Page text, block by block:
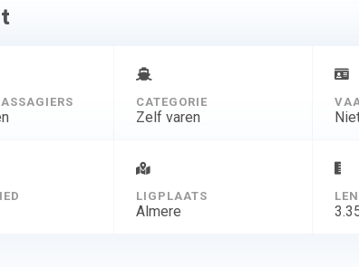
CATEGORIE
Zelf varen
LIGPLAATS
Almere